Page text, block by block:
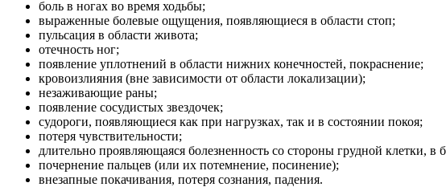
боль в ногах во время ходьбы;
выраженные болевые ощущения, появляющиеся в области стоп;
пульсация в области живота;
отечность ног;
появление уплотнений в области нижних конечностей, покраснение;
кровоизлияния (вне зависимости от области локализации);
незаживающие раны;
появление сосудистых звездочек;
судороги, появляющиеся как при нагрузках, так и в состоянии покоя;
потеря чувствительности;
длительно проявляющаяся болезненность со стороны грудной клетки,
почернение пальцев (или их потемнение, посинение);
внезапные покачивания, потеря сознания, падения.